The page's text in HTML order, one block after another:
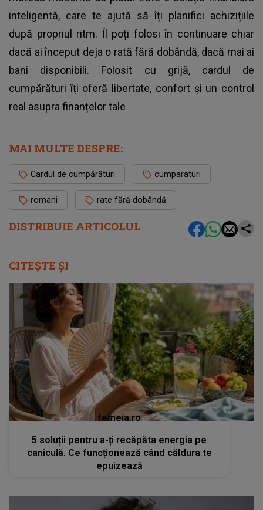
DISTRIBUIE ARTICOLUL
inteligentă, care te ajută să îți planifici achizițiile
după propriul ritm. Îl poți folosi în continuare chiar
dacă ai început deja o rată fără dobândă, dacă mai ai
bani disponibili. Folosit cu grijă, cardul de
cumpărături îți oferă libertate, confort și un control
real asupra finanțelor tale
MAI MULTE DESPRE:
Cardul de cumpărături cumparaturi
romani rate fără dobândă
CITEȘTE ȘI
femeia.ro
5 soluții pentru a-ți recăpăta energia pe
caniculă. Ce funcționează când căldura te
epuizează